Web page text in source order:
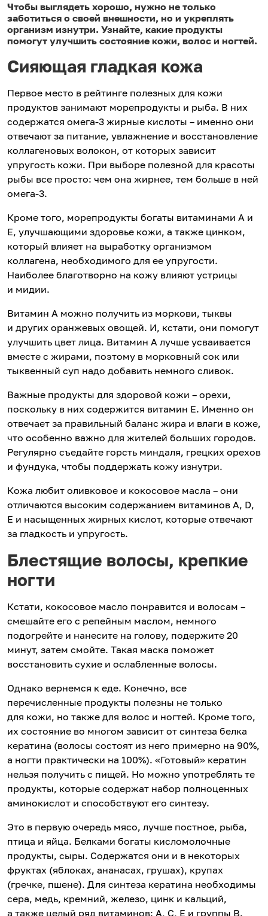
Чтобы выглядеть хорошо, нужно не только
заботиться о своей внешности, но и укреплять
организм изнутри. Узнайте, какие продукты
помогут улучшить состояние кожи, волос и ногтей.
Сияющая гладкая кожа
Первое место в рейтинге полезных для кожи
продуктов занимают морепродукты и рыба. В них
содержатся омега-3 жирные кислоты – именно они
отвечают за питание, увлажнение и восстановление
коллагеновых волокон, от которых зависит
упругость кожи. При выборе полезной для красоты
рыбы все просто: чем она жирнее, тем больше в ней
омега-3.
Кроме того, морепродукты богаты витаминами А и
Е, улучшающими здоровье кожи, а также цинком,
который влияет на выработку организмом
коллагена, необходимого для ее упругости.
Наиболее благотворно на кожу влияют устрицы
и мидии.
Витамин А можно получить из моркови, тыквы
и других оранжевых овощей. И, кстати, они помогут
улучшить цвет лица. Витамин А лучше усваивается
вместе с жирами, поэтому в морковный сок или
тыквенный суп надо добавить немного сливок.
Важные продукты для здоровой кожи – орехи,
поскольку в них содержится витамин Е. Именно он
отвечает за правильный баланс жира и влаги в коже,
что особенно важно для жителей больших городов.
Регулярно съедайте горсть миндаля, грецких орехов
и фундука, чтобы поддержать кожу изнутри.
Кожа любит оливковое и кокосовое масла – они
отличаются высоким содержанием витаминов А, D,
Е и насыщенных жирных кислот, которые отвечают
за гладкость и упругость.
Блестящие волосы, крепкие
ногти
Кстати, кокосовое масло понравится и волосам –
смешайте его с репейным маслом, немного
подогрейте и нанесите на голову, подержите 20
минут, затем смойте. Такая маска поможет
восстановить сухие и ослабленные волосы.
Однако вернемся к еде. Конечно, все
перечисленные продукты полезны не только
для кожи, но также для волос и ногтей. Кроме того,
их состояние во многом зависит от синтеза белка
кератина (волосы состоят из него примерно на 90%,
а ногти практически на 100%). «Готовый» кератин
нельзя получить с пищей. Но можно употреблять те
продукты, которые содержат набор полноценных
аминокислот и способствуют его синтезу.
Это в первую очередь мясо, лучше постное, рыба,
птица и яйца. Белками богаты кисломолочные
продукты, сыры. Содержатся они и в некоторых
фруктах (яблоках, ананасах, грушах), крупах
(гречке, пшене). Для синтеза кератина необходимы
сера, медь, кремний, железо, цинк и кальций,
а также целый ряд витаминов: A, C, E и группы B.